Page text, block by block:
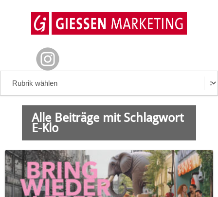
Alle Beiträge mit Schlagwort
E-Klo